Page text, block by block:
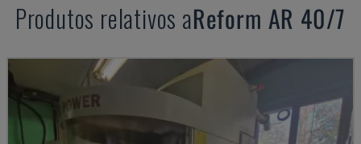
Produtos relativos aReform AR 40/7